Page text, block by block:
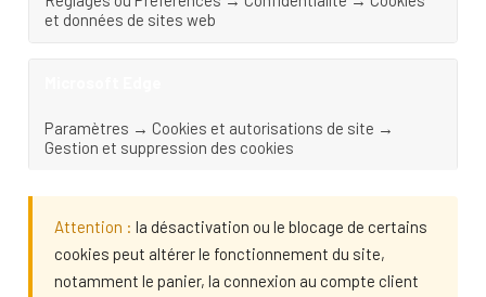
et données de sites web
Paramètres → Cookies et autorisations de site →
Gestion et suppression des cookies
Attention : la désactivation ou le blocage de certains
cookies peut altérer le fonctionnement du site,
notamment le panier, la connexion au compte client